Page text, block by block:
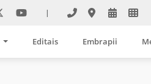
|
Editais Embrapii